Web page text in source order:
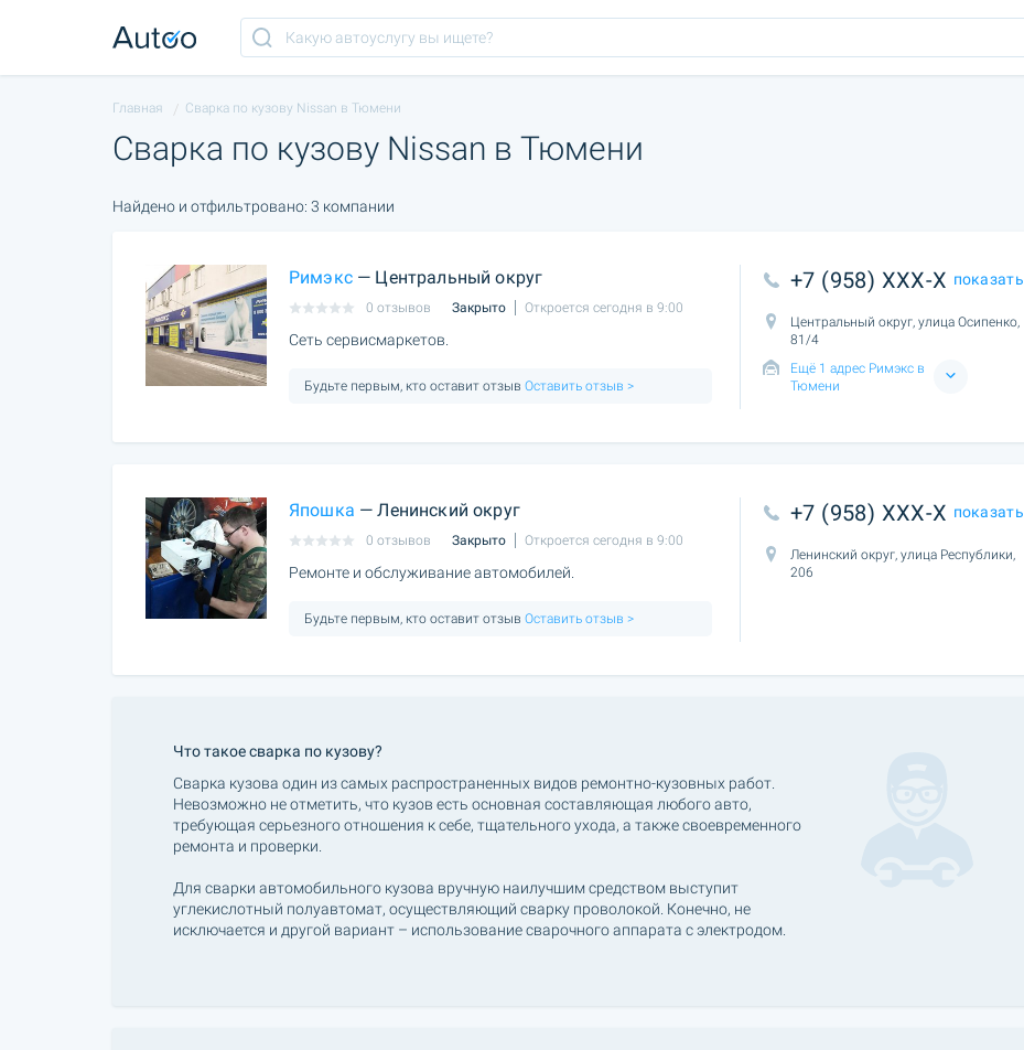
Главная Сварка по кузову Nissan в Тюмени
Сварка по кузову Nissan в Тюмени
Найдено и отфильтровано: 3 компании
Римэкс— Центральный округ
0 отзывов Закрыто Откроется сегодня в 9:00
Сеть сервисмаркетов.
Будьте первым, кто оставит отзыв Оставить отзыв >
+7 (958) XXX-X показать
Центральный округ, улица Осипенко,
81/4
Ещё 1 адрес Римэкс в
Тюмени
Япошка — Ленинский округ
0 отзывов Закрыто Откроется сегодня в 9:00
Ремонте и обслуживание автомобилей.
Будьте первым, кто оставит отзыв Оставить отзыв >
+7 (958) XXX-X показать
Ленинский округ, улица Республики,
206
Что такое сварка по кузову?
Сварка кузова один из самых распространенных видов ремонтно-кузовных работ.
Невозможно не отметить, что кузов есть основная составляющая любого авто,
требующая серьезного отношения к себе, тщательного ухода, а также своевременного
ремонта и проверки.
Для сварки автомобильного кузова вручную наилучшим средством выступит
углекислотный полуавтомат, осуществляющий сварку проволокой. Конечно, не
исключается и другой вариант – использование сварочного аппарата с электродом.